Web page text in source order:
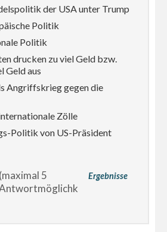
der USA unter Trump
Politik
Politik
drucken zu viel Geld bzw.
Geld aus
Angriffskrieg gegen die
Zölle
Politik von US-Präsident
Ergebnisse
(maximal 5